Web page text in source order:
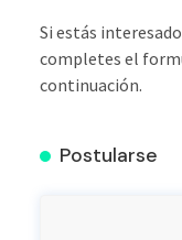
Si estás
completes el
continuación.
Postularse